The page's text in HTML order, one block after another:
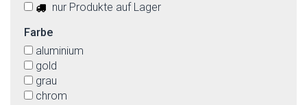
nur Produkte auf Lager
Farbe
aluminium
gold
grau
chrom